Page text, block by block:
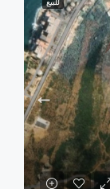
للبيع